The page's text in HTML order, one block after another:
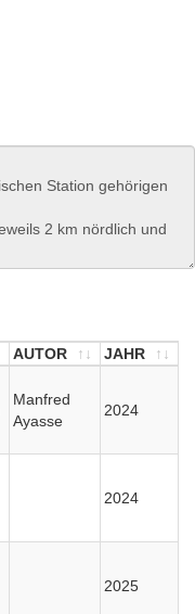
AUTOR
JAHR
Manfred
Ayasse
2024
2024
2025